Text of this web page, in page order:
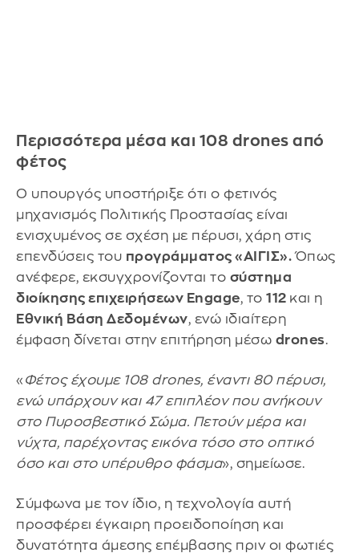
Περισσότερα μέσα και 108 drones από
φέτος
Ο υπουργός υποστήριξε ότι ο φετινός
μηχανισμός Πολιτικής Προστασίας είναι
ενισχυμένος σε σχέση με πέρυσι, χάρη στις
επενδύσεις του προγράμματος «ΑΙΓΙΣ».Όπως
ανέφερε, εκσυγχρονίζονται το σύστημα
διοίκησης επιχειρήσεων Engage, το 112 και η
Εθνική Βάση Δεδομένων, ενώ ιδιαίτερη
έμφαση δίνεται στην επιτήρηση μέσω drones.
« Φέτος έχουμε 108 drones, έναντι 80 πέρυσι,
ενώ υπάρχουν και 47 επιπλέον που ανήκουν
στο Πυροσβεστικό Σώμα. Πετούν μέρα και
νύχτα, παρέχοντας εικόνα τόσο στο οπτικό
όσο και στο υπέρυθρο φάσμα», σημείωσε.
Σύμφωνα με τον ίδιο, η τεχνολογία αυτή
προσφέρει έγκαιρη προειδοποίηση και
δυνατότητα άμεσης επέμβασης πριν οι φωτιές